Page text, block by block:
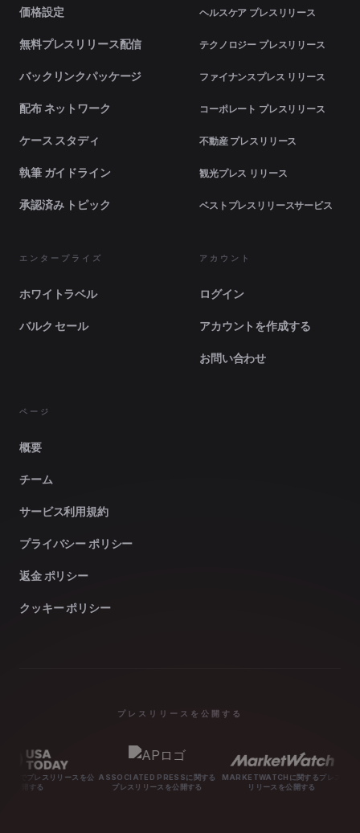
価格設定
無料プレスリリース配信
バックリンクパッケージ
配布 ネットワーク
ケース スタディ
執筆 ガイドライン
承認済み トピック
ヘルスケア プレスリリース
テクノロジー プレスリリース
ファイナンスプレス リリース
コーポレート プレスリリース
不動産 プレスリリース
観光プレス リリース
ベストプレスリリースサービス
エンタープライズ
ホワイトラベル
バルク セール
アカウント
ログイン
アカウントを作成する
お問い合わせ
ページ
概要
チーム
サービス利用規約
プライバシー ポリシー
返金 ポリシー
クッキー ポリシー
プレスリリースを公開する
リースを公
ASSOCIATED PRESSに関する
プレスリリースを公開する
MARKETWATCHに関するプレス
リリースを公開する
MASHABLEに関